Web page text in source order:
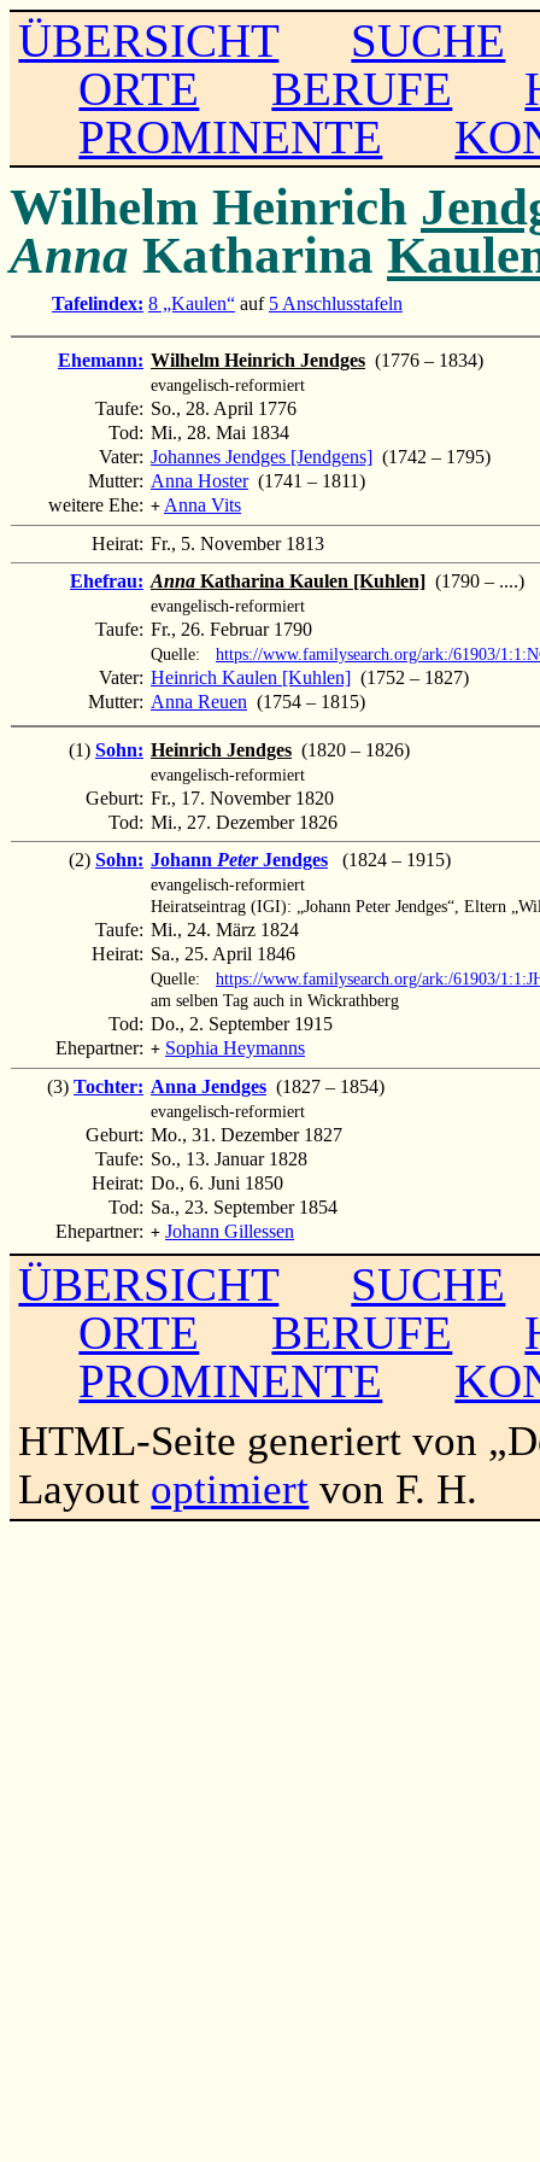
ÜBERSICHT
SUCHE
ORTE
BERUFE
PROMINENTE
Wilhelm Heinrich
Anna Katharina
Tafelindex: 8 „Kaulen“ auf 5 Anschlusstafeln
Ehemann: Wilhelm Heinrich Jendges (1776 – 1834)
evangelisch-reformiert
Taufe: So., 28. April 1776
Tod: Mi., 28. Mai 1834
Vater: Johannes Jendges [Jendgens] (1742 – 1795)
Mutter: Anna Hoster(1741 – 1811)
weitere Ehe: + Anna Vits
Heirat: Fr., 5. November 1813
Ehefrau: Anna Katharina Kaulen [Kuhlen] (1790 – ....)
evangelisch-reformiert
Taufe: Fr., 26. Februar 1790
Quelle: https://www.familysearch.org/ark:/61903/
Vater: Heinrich Kaulen [Kuhlen] (1752 – 1827)
Mutter: Anna Reuen (1754 – 1815)
(1) Sohn: Heinrich Jendges (1820 – 1826)
evangelisch-reformiert
Geburt: Fr., 17. November 1820
Tod: Mi., 27. Dezember 1826
(2) Sohn: Johann PeterJendges (1824 – 1915)
evangelisch-reformiert
Heiratseintrag (IGI): „Johann Peter Jendges“, Eltern
Taufe: Mi., 24. März 1824
Heirat: Sa., 25. April 1846
Quelle:
https://www.familysearch.org/ark:/61903/
am selben Tag auch in Wickrathberg
Tod: Do., 2. September 1915
Ehepartner: + Sophia Heymanns
(3) Tochter: Anna Jendges (1827 – 1854)
evangelisch-reformiert
Geburt: Mo., 31. Dezember 1827
Taufe: So., 13. Januar 1828
Heirat: Do., 6. Juni 1850
Tod: Sa., 23. September 1854
Ehepartner: + Johann Gillessen
ÜBERSICHT
SUCHE
ORTE
BERUFE
PROMINENTE
HTML-Seite generiert von
Layout optimiert von F. H.